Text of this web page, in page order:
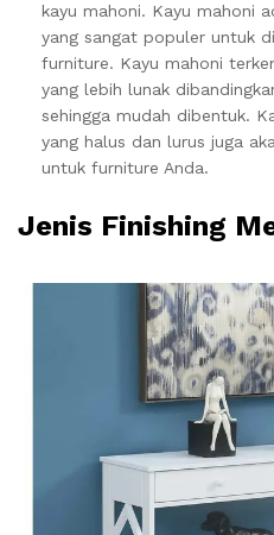
kayu mahoni. Kayu mahoni
yang sangat populer untuk
furniture. Kayu mahoni
yang lebih lunak
sehingga mudah dibentuk.
yang halus dan lurus juga
untuk furniture Anda.
Jenis Finishing